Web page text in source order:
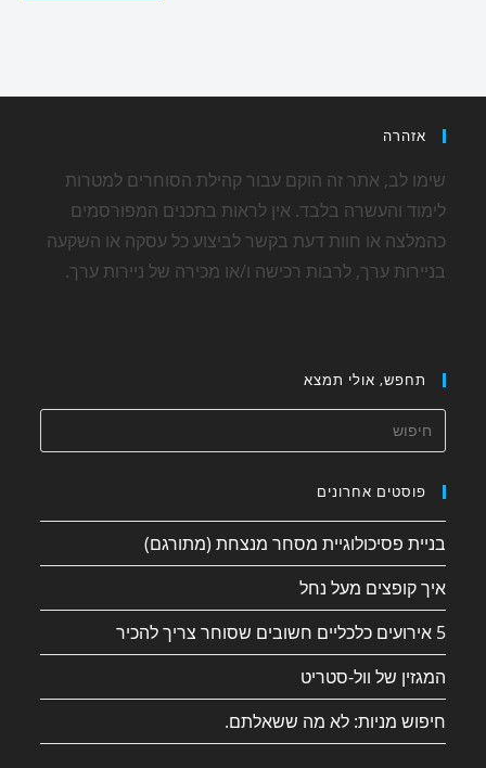
אזהרה
שימו לב, אתר זה הוקם עבור קהילת הסוחרים למטרות
לימוד והעשרה בלבד. אין לראות בתכנים המפורסמים
כהמלצה או חוות דעת בקשר לביצוע כל עסקה או השקעה
בניירות ערך, לרבות רכישה ו/או מכירה של ניירות ערך.
תחפש, אולי תמצא
פוסטים אחרונים
בניית פסיכולוגיית מסחר מנצחת (מתורגם)
איך קופצים מעל נחל
5 אירועים כלכליים חשובים שסוחר צריך להכיר
המגזין של וול-סטריט
חיפוש מניות: לא מה ששאלתם.